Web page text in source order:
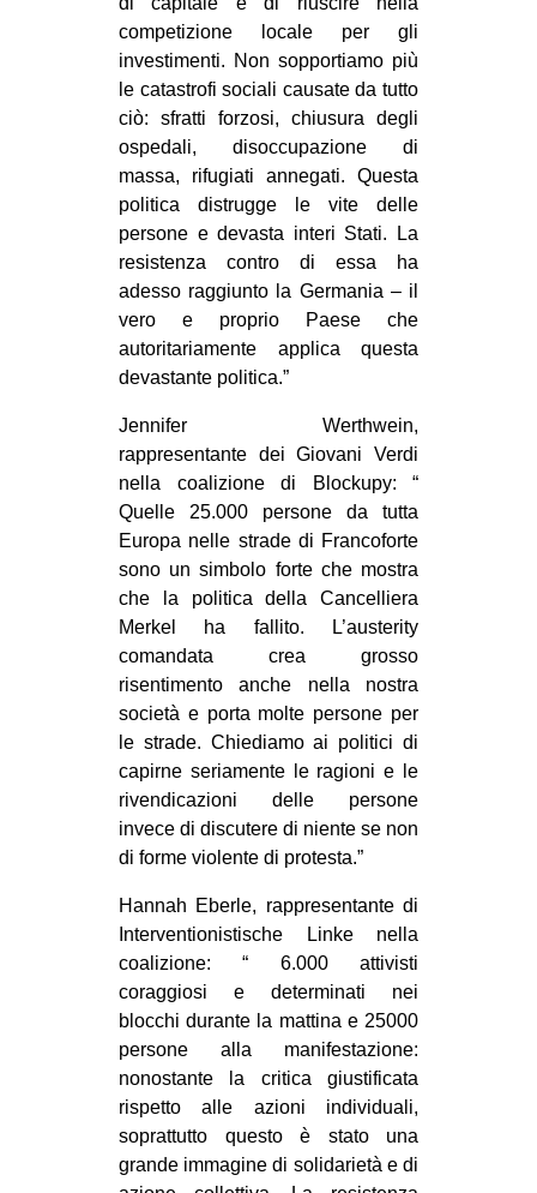
competizione locale per gli
investimenti. Non sopportiamo più
le catastrofi sociali causate da tutto
ciò: sfratti forzosi, chiusura degli
ospedali, disoccupazione di
massa, rifugiati annegati. Questa
politica distrugge le vite delle
persone e devasta interi Stati. La
resistenza contro di essa ha
adesso raggiunto la Germania – il
vero e proprio Paese che
autoritariamente applica questa
devastante politica.”
Jennifer Werthwein,
rappresentante dei Giovani Verdi
nella coalizione di Blockupy: “
Quelle 25.000 persone da tutta
Europa nelle strade di Francoforte
sono un simbolo forte che mostra
che la politica della Cancelliera
Merkel ha fallito. L’austerity
comandata crea grosso
risentimento anche nella nostra
società e porta molte persone per
le strade. Chiediamo ai politici di
capirne seriamente le ragioni e le
rivendicazioni delle persone
invece di discutere di niente se non
di forme violente di protesta.”
Hannah Eberle, rappresentante di
Interventionistische Linke nella
coalizione: “ 6.000 attivisti
coraggiosi e determinati nei
blocchi durante la mattina e 25000
persone alla manifestazione:
nonostante la critica giustificata
rispetto alle azioni individuali,
soprattutto questo è stato una
grande immagine di solidarietà e di